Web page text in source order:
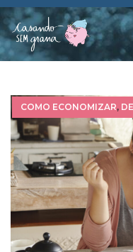
COMO ECONOMIZAR,